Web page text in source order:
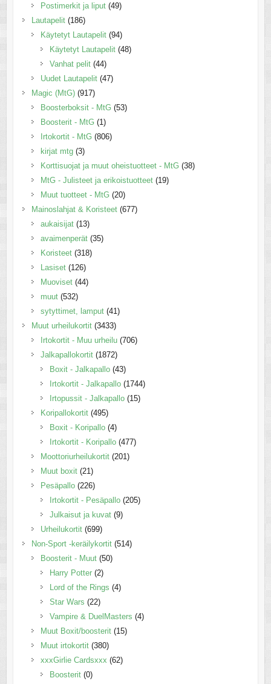
Postimerkit ja liput (49)
Lautapelit (186)
Käytetyt Lautapelit (94)
Käytetyt Lautapelit (48)
Vanhat pelit (44)
Uudet Lautapelit (47)
Magic (MtG) (917)
Boosterboksit - MtG (53)
Boosterit - MtG (1)
Irtokortit - MtG (806)
kirjat mtg (3)
Korttisuojat ja muut oheistuotteet - MtG (38)
MtG - Julisteet ja erikoistuotteet (19)
Muut tuotteet - MtG (20)
Mainoslahjat & Koristeet (677)
aukaisijat (13)
avaimenperät (35)
Koristeet (318)
Lasiset (126)
Muoviset (44)
muut (532)
sytyttimet, lamput (41)
Muut urheilukortit (3433)
Irtokortit - Muu urheilu (706)
Jalkapallokortit (1872)
Boxit - Jalkapallo (43)
Irtokortit - Jalkapallo (1744)
Irtopussit - Jalkapallo (15)
Koripallokortit (495)
Boxit - Koripallo (4)
Irtokortit - Koripallo (477)
Moottoriurheilukortit (201)
Muut boxit (21)
Pesäpallo (226)
Irtokortit - Pesäpallo (205)
Julkaisut ja kuvat (9)
Urheilukortit (699)
Non-Sport -keräilykortit (514)
Boosterit - Muut (50)
Harry Potter (2)
Lord of the Rings (4)
Star Wars (22)
Vampire & DuelMasters (4)
Muut Boxit/boosterit (15)
Muut irtokortit (380)
xxxGirlie Cardsxxx (62)
Boosterit (0)